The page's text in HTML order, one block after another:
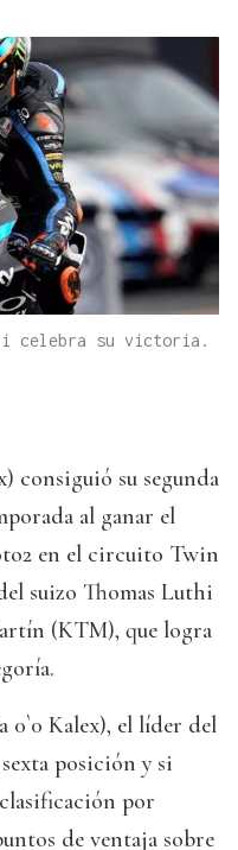
celebra su victoria.
consiguió su segunda
al ganar el
en el circuito Twin
suizo Thomas Luthi
(KTM), que logra
0`0 Kalex), el líder del
posición y si
por
de ventaja sobre